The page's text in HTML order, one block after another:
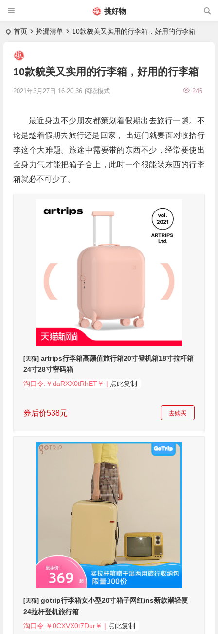
挑好物
首页 捡漏清单 10款貌美又实用的行李箱，好用的行李箱
10款貌美又实用的行李箱，好用的行李箱
2021年3月27日 16:20:36 246
阅读模式
最近身边不少朋友都策划着假期出去旅行一趟。不
论是趁着假期去旅行还是回家， 出远门就要面对收拾行
李这个大难题。旅途中需要带的东西不少，经常要使出
全身力气才能把箱子合上，此时一个很能装东西的行李
箱就必不可少了。
[天猫]artrips行李箱高颜值旅行箱20寸登机箱18寸拉杆箱
24寸28寸密码箱
淘口令:￥daRXX0tRhET￥ | 点此复制
券后价538元 去购买
[天猫]gotrip行李箱女小型20寸箱子网红ins新款潮轻便
24拉杆登机旅行箱
淘口令:￥0CXVX0t7Dur￥ | 点此复制